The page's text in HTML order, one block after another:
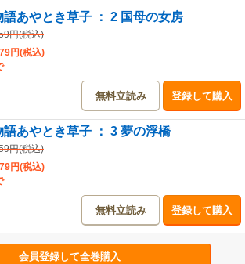
語あやとき草子 ： 2 国母の女房
円(税込)
円(税込)
無料立読み 登録して購入
語あやとき草子 ： 3 夢の浮橋
円(税込)
円(税込)
無料立読み 登録して購入
会員登録して全巻購入